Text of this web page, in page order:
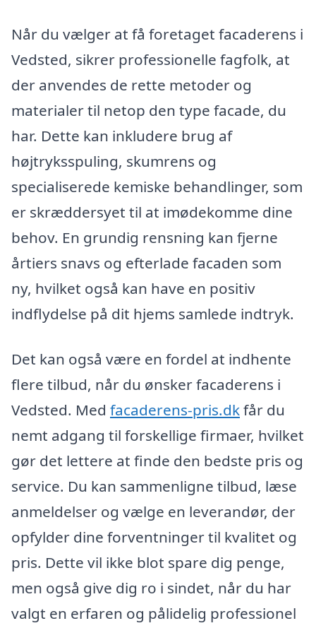
Når du vælger at få foretaget facaderens i
Vedsted, sikrer professionelle fagfolk, at
der anvendes de rette metoder og
materialer til netop den type facade, du
har. Dette kan inkludere brug af
højtryksspuling, skumrens og
specialiserede kemiske behandlinger, som
er skræddersyet til at imødekomme dine
behov. En grundig rensning kan fjerne
årtiers snavs og efterlade facaden som
ny, hvilket også kan have en positiv
indflydelse på dit hjems samlede indtryk.
Det kan også være en fordel at indhente
flere tilbud, når du ønsker facaderens i
Vedsted. Med facaderens-pris.dkfår du
nemt adgang til forskellige firmaer, hvilket
gør det lettere at finde den bedste pris og
service. Du kan sammenligne tilbud, læse
anmeldelser og vælge en leverandør, der
opfylder dine forventninger til kvalitet og
pris. Dette vil ikke blot spare dig penge,
men også give dig ro i sindet, når du har
valgt en erfaren og pålidelig professionel